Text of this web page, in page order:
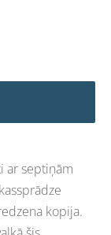
ar septiņām
kopija.